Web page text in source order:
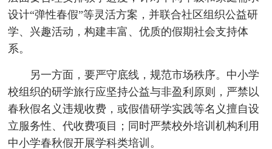
设计“弹性春假”等灵活方案，并联合社区组织公益研
学、兴趣活动，构建丰富、优质的假期社会支持体
系。
另一方面，要严守底线，规范市场秩序。中小学
校组织的研学旅行应坚持公益与非盈利原则，严禁以
春秋假名义违规收费，或假借研学实践等名义擅自设
立服务性、代收费项目；同时严禁校外培训机构利用
中小学春秋假开展学科类培训。